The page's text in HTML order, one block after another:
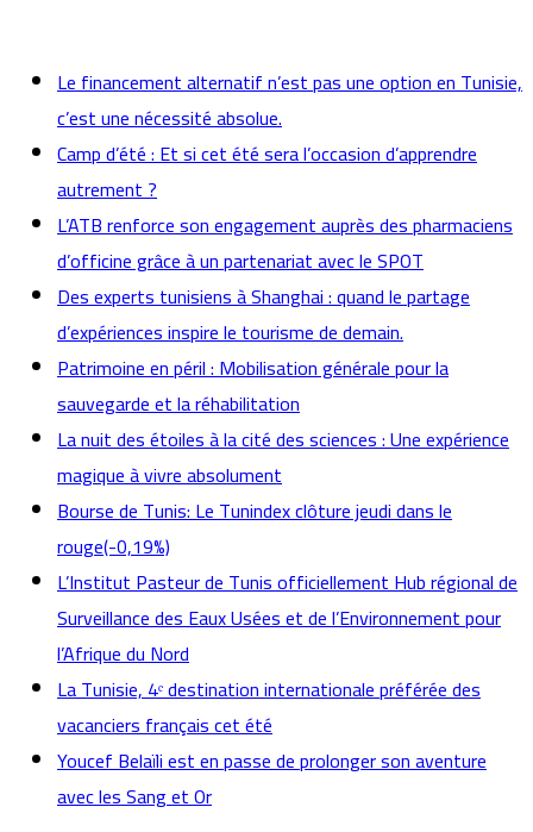
Le financement alternatif n’est pas une option en Tunisie,
c’est une nécessité absolue.
Camp d’été : Et si cet été sera l’occasion d’apprendre
autrement ?
L’ATB renforce son engagement auprès des pharmaciens
d’officine grâce à un partenariat avec le SPOT
Des experts tunisiens à Shanghai : quand le partage
d’expériences inspire le tourisme de demain.
Patrimoine en péril : Mobilisation générale pour la
sauvegarde et la réhabilitation
La nuit des étoiles à la cité des sciences : Une expérience
magique à vivre absolument
Bourse de Tunis: Le Tunindex clôture jeudi dans le
rouge(-0,19%)
L’Institut Pasteur de Tunis officiellement Hub régional de
Surveillance des Eaux Usées et de l’Environnement pour
l’Afrique du Nord
La Tunisie, 4ᵉ destination internationale préférée des
vacanciers français cet été
Youcef Belaïli est en passe de prolonger son aventure
avec les Sang et Or